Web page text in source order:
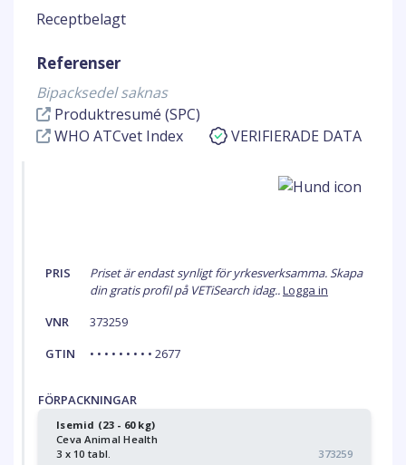
Receptbelagt
Referenser
Bipacksedel saknas
Produktresumé (SPC)
WHO ATCvet Index
VERIFIERADE DATA
PRIS
Priset är endast synligt för yrkesverksamma. Skapa
din gratis profil på VETiSearch idag..Logga in
VNR
373259
GTIN
• • • • • • • • • 2677
FÖRPACKNINGAR
Isemid (23 - 60 kg)
Ceva Animal Health
3 x 10 tabl.
373259